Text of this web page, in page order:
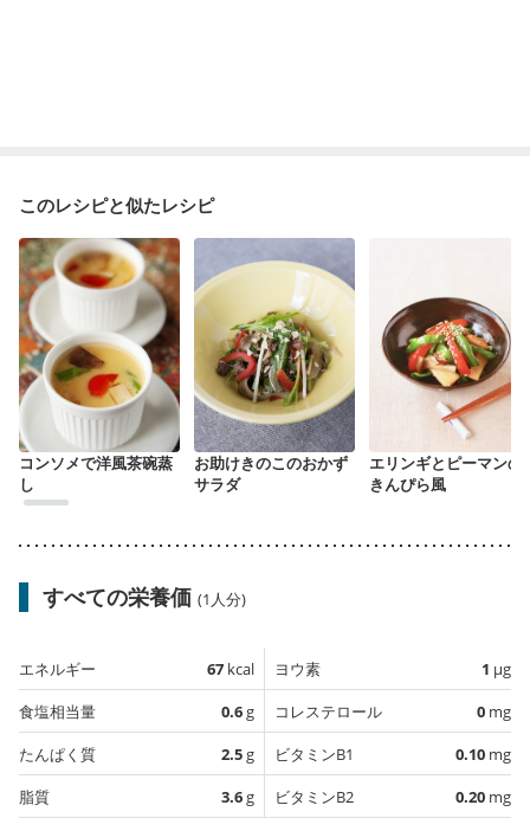
このレシピと似たレシピ
コンソメで洋風茶碗蒸
し
お助けきのこのおかず
サラダ
エリンギとピーマンの
きんぴら風
すべての栄養価 (1人分)
エネルギー 67 kcal
食塩相当量
0.6g
たんぱく質
2.5g
脂質
3.6g
ヨウ素 1 µg
コレステロール
0 mg
ビタミンB1
0.10 mg
ビタミンB2
0.20 mg